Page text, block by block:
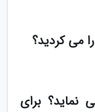
می کردید؟
نماید؟ برای